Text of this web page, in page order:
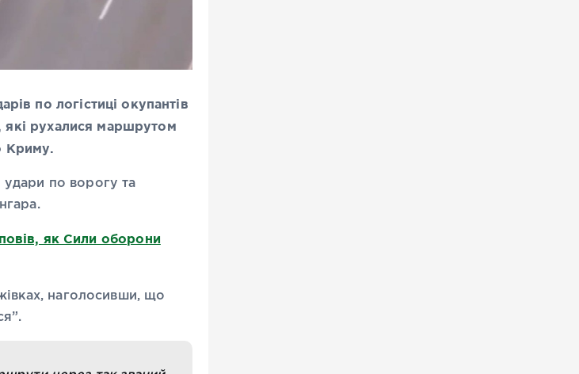
по логістиці окупантів
які рухалися маршрутом
Криму.
удари по ворогу та
як Сили оборони
наголосивши, що